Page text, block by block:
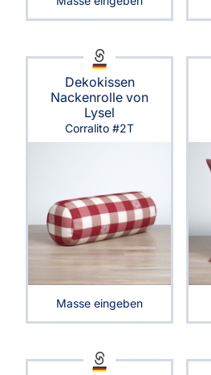
Dekokissen
Nackenrolle von
Lysel
Corralito #2T
Masse eingeben